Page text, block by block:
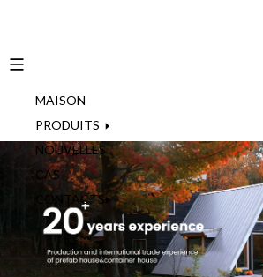
MAISON
PRODUITS
NOUVELLES
CAS
CONTACTS